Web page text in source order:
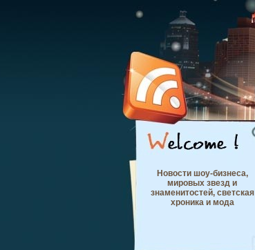
Новости шоу-бизнеса,
мировых звезд и
знаменитостей, светская
хроника и мода